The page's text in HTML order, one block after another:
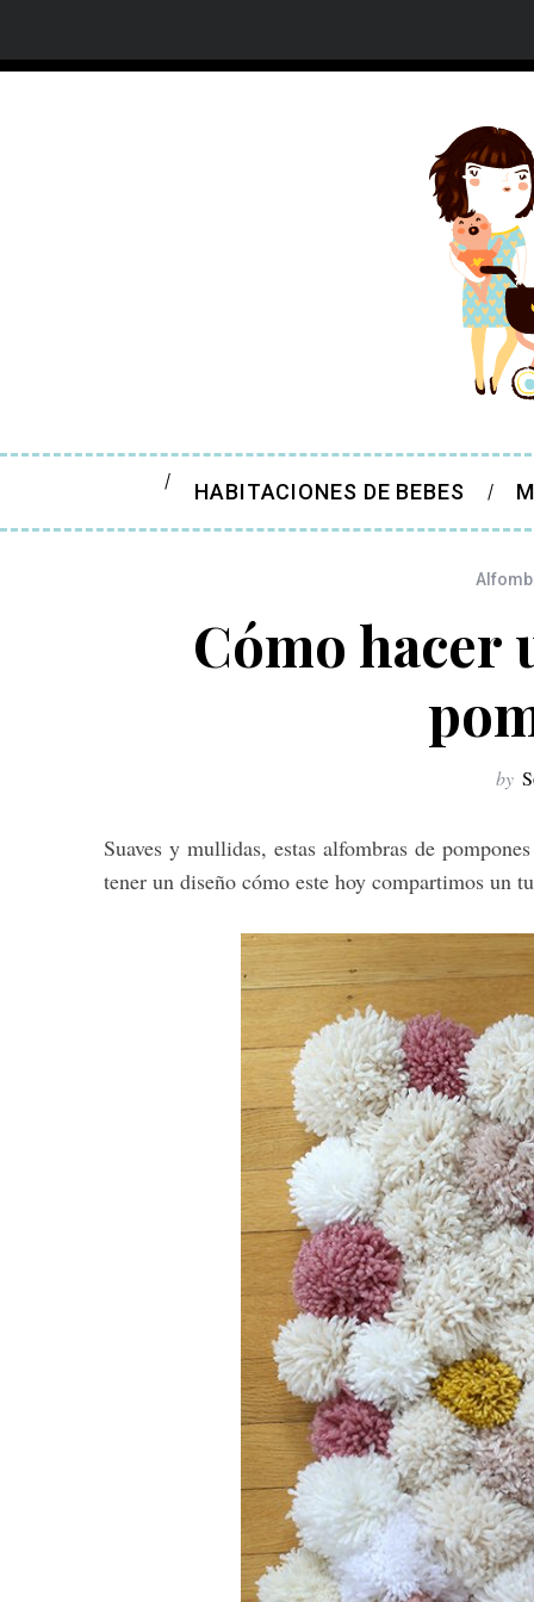
HABITACIONES DE BEBES
Cómo hacer
by
Suaves y mullidas, estas alfombras de
tener un diseño cómo este hoy compartimos un